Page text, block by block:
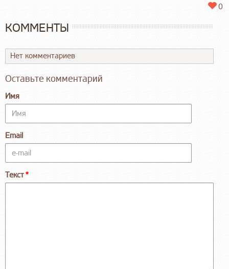
0
КОММЕНТЫ
Нет комментариев
Оставьте комментарий
Имя
Email
Текст